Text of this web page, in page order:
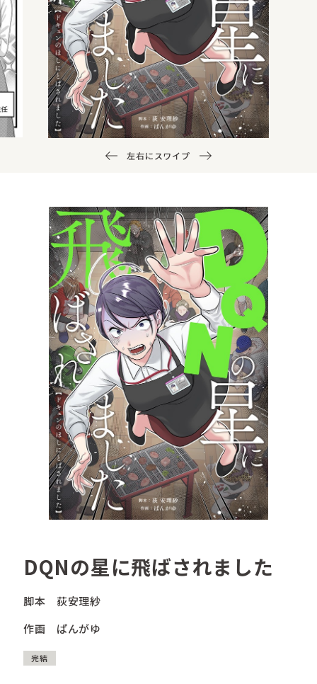
左右にスワイプ
DQNの星に飛ばされました
脚本
荻安理紗
作画
ぱんがゆ
完結